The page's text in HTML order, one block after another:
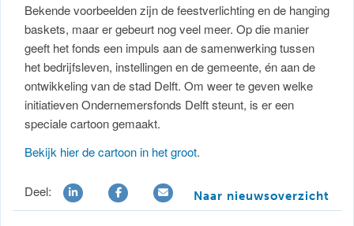
Bekende voorbeelden zijn de feestverlichting en de hanging
baskets, maar er gebeurt nog veel meer. Op die manier
geeft het fonds een impuls aan de samenwerking tussen
het bedrijfsleven, instellingen en de gemeente, én aan de
ontwikkeling van de stad Delft. Om weer te geven welke
initiatieven Ondernemersfonds Delft steunt, is er een
speciale cartoon gemaakt.
Bekijk hier de cartoon in het groot.
Deel: Naar nieuwsoverzicht